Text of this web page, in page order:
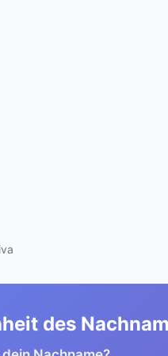
des